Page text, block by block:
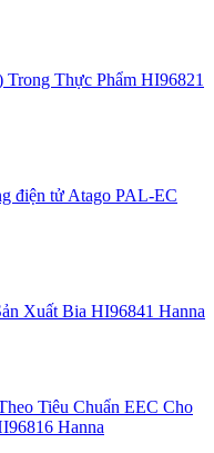
Thực Phẩm HI96821
điện tử Atago PAL-EC
Xuất Bia HI96841 Hanna
Tiêu Chuẩn EEC Cho
Hanna